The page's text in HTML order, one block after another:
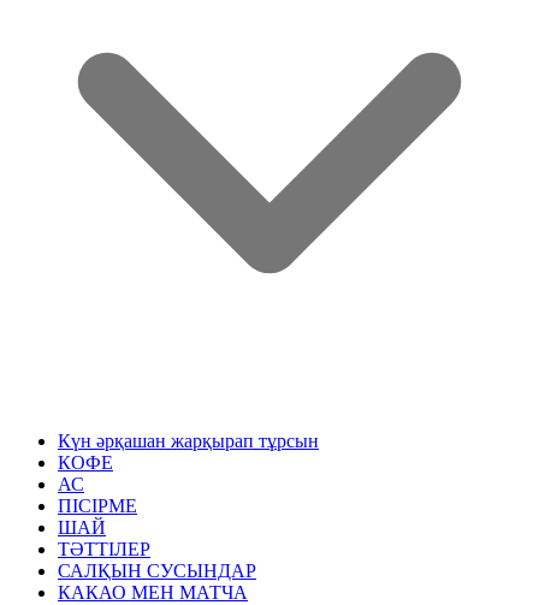
Күн әрқашан жарқырап тұрсын
КОФЕ
АС
ПІСІРМЕ
ШАЙ
ТӘТТІЛЕР
САЛҚЫН СУСЫНДАР
КАКАО МЕН МАТЧА